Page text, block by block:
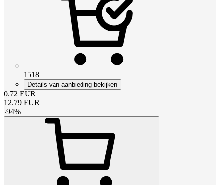
1518
Details van aanbieding bekijken
0.72 EUR
12.79 EUR
-94%